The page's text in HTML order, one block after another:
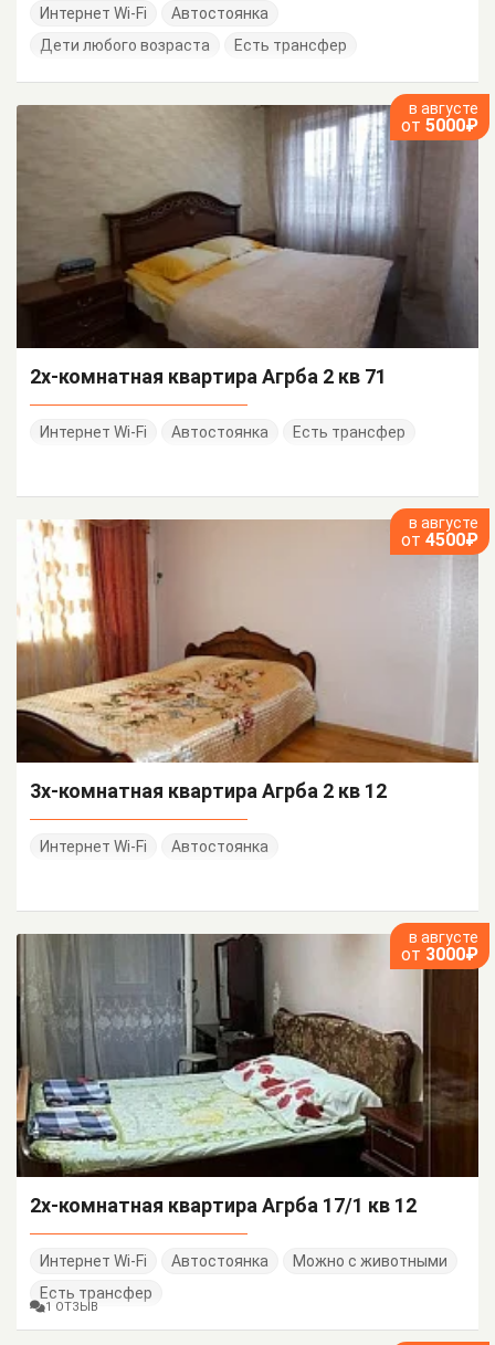
Интернет Wi-Fi
Автостоянка
Дети любого возраста
Есть трансфер
в августе
от 5000₽
2х-комнатная квартира Агрба 2 кв 71
Интернет Wi-Fi Автостоянка Есть трансфер
в августе
от 4500₽
3х-комнатная квартира Агрба 2 кв 12
Интернет Wi-Fi Автостоянка
в августе
от 3000₽
2х-комнатная квартира Агрба 17/1 кв 12
Интернет Wi-Fi Автостоянка
Можно с животными
Есть трансфер
1 ОТЗЫВ